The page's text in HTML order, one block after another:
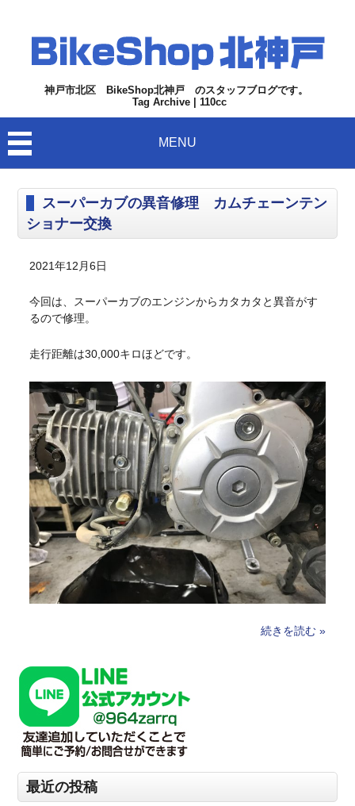
神戸市北区 BikeShop北神戸 のスタッフブログです。
Tag Archive | 110cc
MENU
スーパーカブの異音修理 カムチェーンテン
ショナー交換
2021年12月6日
今回は、スーパーカブのエンジンからカタカタと異音がす
るので修理。
走行距離は30,000キロほどです。
続きを読む »
最近の投稿